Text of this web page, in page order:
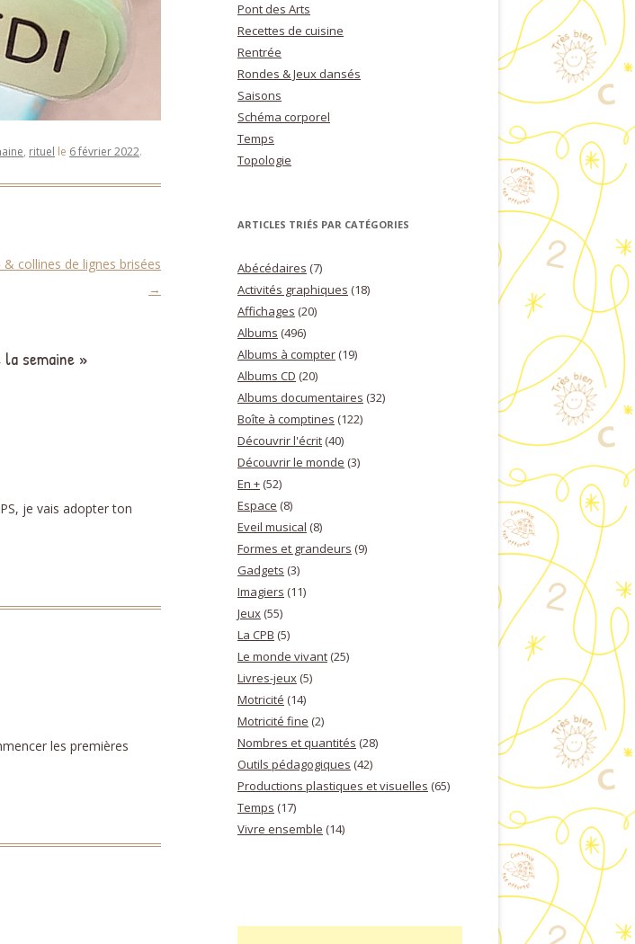
, rituel le 6 février 2022.
& collines de lignes brisées
→
semaine »
je vais adopter ton
les premières
Pont des Arts
Recettes de cuisine
Rentrée
Rondes & Jeux dansés
Saisons
Schéma corporel
Temps
Topologie
ARTICLES TRIÉS PAR CATÉGORIES
Abécédaires (7)
Activités graphiques (18)
Affichages (20)
Albums (496)
Albums à compter (19)
Albums CD (20)
Albums documentaires (32)
Boîte à comptines (122)
Découvrir l'écrit (40)
Découvrir le monde (3)
En + (52)
Espace (8)
Eveil musical (8)
Formes et grandeurs (9)
Gadgets (3)
Imagiers (11)
Jeux (55)
La CPB (5)
Le monde vivant (25)
Livres-jeux (5)
Motricité (14)
Motricité fine (2)
Nombres et quantités (28)
Outils pédagogiques (42)
Productions plastiques et visuelles (65)
Temps (17)
Vivre ensemble (14)